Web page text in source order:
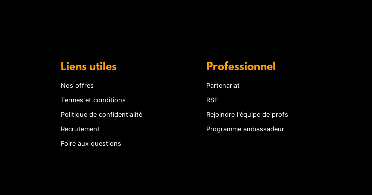
Liens utiles
Nos offres
Termes et conditions
Politique de confidentialité
Recrutement
Foire aux questions
Professionnel
Partenariat
RSE
Rejoindre l'équipe de profs
Programme ambassadeur